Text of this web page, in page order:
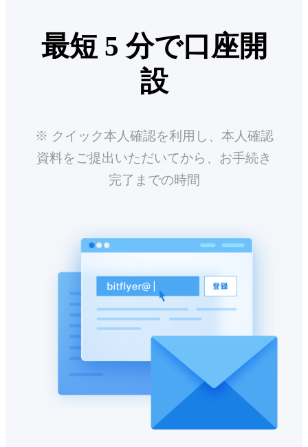
最短 5 分で口座開
設
※ クイック本人確認を利用し、本人確認
資料をご提出いただいてから、お手続き
完了までの時間